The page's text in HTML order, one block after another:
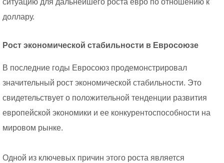
ситуацию для дальнейшего роста евро по отношению к
доллару.
Рост экономической стабильности в Евросоюзе
В последние годы Евросоюз продемонстрировал
значительный рост экономической стабильности. Это
свидетельствует о положительной тенденции развития
европейской экономики и ее конкурентоспособности на
мировом рынке.
Одной из ключевых причин этого роста является